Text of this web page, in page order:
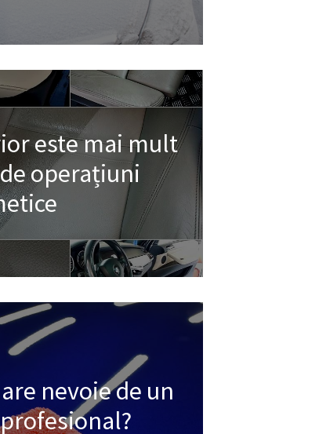
este mai mult
operațiuni
nevoie de un